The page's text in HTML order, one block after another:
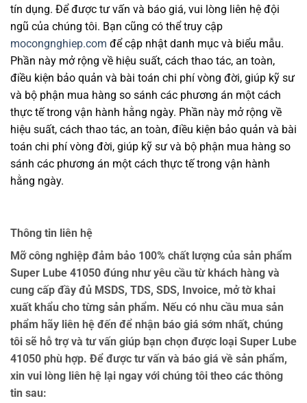
tín dụng. Để được tư vấn và báo giá, vui lòng liên hệ đội
ngũ của chúng tôi. Bạn cũng có thể truy cập
mocongnghiep.com để cập nhật danh mục và biểu mẫu.
Phần này mở rộng về hiệu suất, cách thao tác, an toàn,
điều kiện bảo quản và bài toán chi phí vòng đời, giúp kỹ sư
và bộ phận mua hàng so sánh các phương án một cách
thực tế trong vận hành hằng ngày. Phần này mở rộng về
hiệu suất, cách thao tác, an toàn, điều kiện bảo quản và bài
toán chi phí vòng đời, giúp kỹ sư và bộ phận mua hàng so
sánh các phương án một cách thực tế trong vận hành
hằng ngày.
Thông tin liên hệ
Mỡ công nghiệp đảm bảo 100% chất lượng của sản phẩm
Super Lube 41050 đúng như yêu cầu từ khách hàng và
cung cấp đầy đủ MSDS, TDS, SDS, Invoice, mở tờ khai
xuất khẩu cho từng sản phẩm. Nếu có nhu cầu mua sản
phẩm hãy liên hệ đến để nhận báo giá sớm nhất, chúng
tôi sẽ hỗ trợ và tư vấn giúp bạn chọn được loại Super Lube
41050 phù hợp. Để được tư vấn và báo giá về sản phẩm,
xin vui lòng liên hệ lại ngay với chúng tôi theo các thông
tin sau: